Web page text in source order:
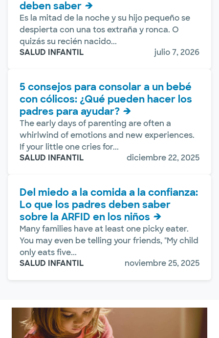
deben saber
Es la mitad de la noche y su hijo pequeño se
despierta con una tos extraña y ronca. O
quizás su recién nacido...
SALUD INFANTIL
julio 7, 2026
5 consejos para consolar a un bebé
con cólicos: ¿Qué pueden hacer los
padres para ayudar?
The early days of parenting are often a
whirlwind of emotions and new experiences.
If your little one cries for...
SALUD INFANTIL
diciembre 22, 2025
Del miedo a la comida a la confianza:
Lo que los padres deben saber
sobre la ARFID en los niños
Many families have at least one picky eater.
You may even be telling your friends, "My child
only eats five...
SALUD INFANTIL
noviembre 25, 2025